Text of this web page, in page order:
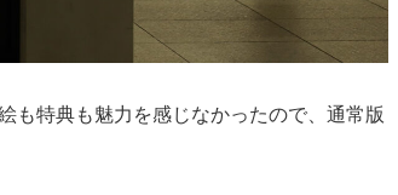
も特典も魅力を感じなかったので、通常版